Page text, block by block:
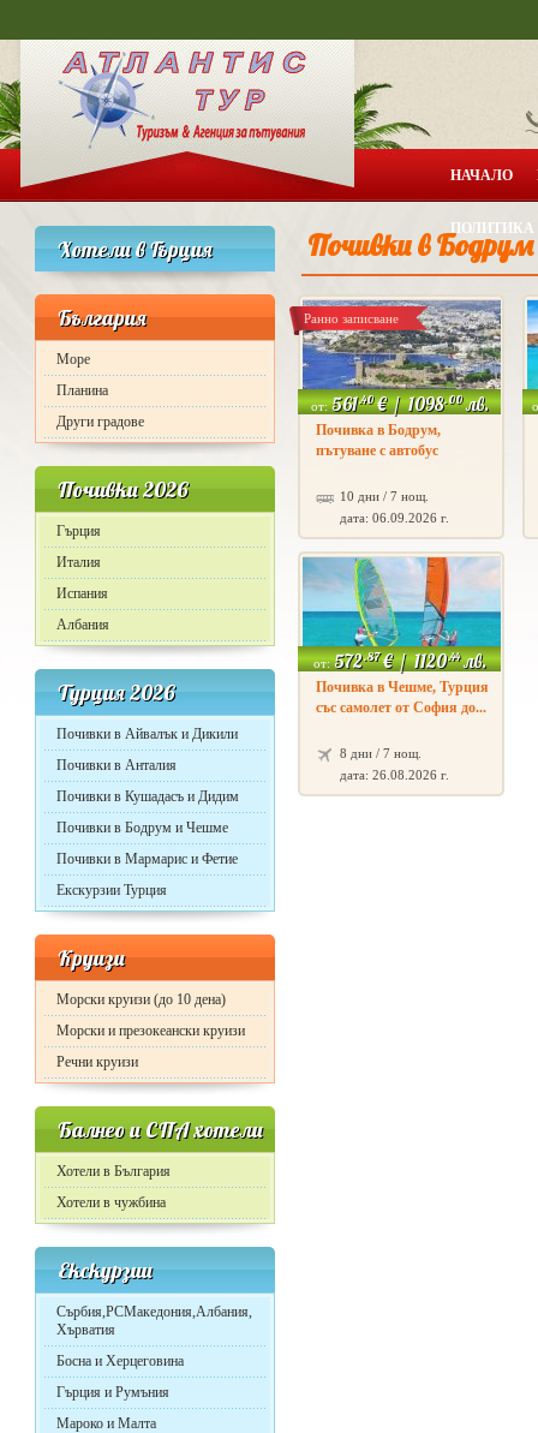
НАЧАЛО
Хотели в Гърция
България
Море
Планина
Други градове
Почивки 2026
Гърция
Италия
Испания
Албания
Турция 2026
Почивки в Айвалък и Дикили
Почивки в Анталия
Почивки в Кушадасъ и Дидим
Почивки в Бодрум и Чешме
Почивки в Мармарис и Фетие
Екскурзии Турция
Круизи
Морски круизи (до 10 дена)
Морски и презокеански круизи
Речни круизи
Балнео и СПА хотели
Хотели в България
Хотели в чужбина
Екскурзии
Сърбия,РСМакедония,Албания,
Хърватия
Босна и Херцеговина
Гърция и Румъния
Мароко и Малта
Почивки в
Ранно записване
от:561.40 € / 1098.00 лв.
Почивка в Бодрум,
пътуване с автобус
10 дни / 7 нощ.
дата: 06.09.2026 г.
от:572.87 € / 1120.44 лв.
Почивка в Чешме, Турция
със самолет от София до...
8 дни / 7 нощ.
дата: 26.08.2026 г.